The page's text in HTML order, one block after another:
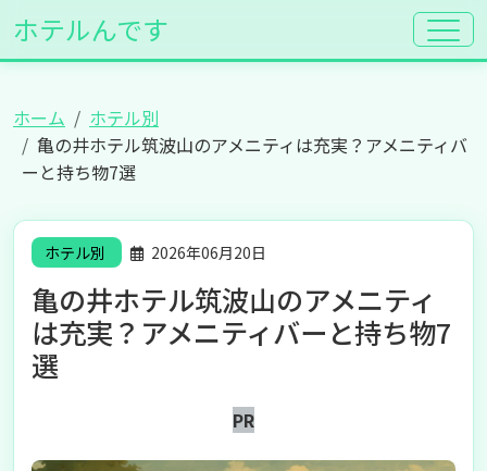
ホテルんです
ホーム
ホテル別
亀の井ホテル筑波山のアメニティは充実？アメニティバ
ーと持ち物7選
ホテル別 2026年06月20日
亀の井ホテル筑波山のアメニティ
は充実？アメニティバーと持ち物7
選
PR